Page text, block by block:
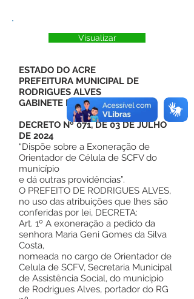
Visualizar
ESTADO DO ACRE
PREFEITURA MUNICIPAL DE
RODRIGUES ALVES
GABINETE DO PREFEITO
DECRETO Nº 071, DE 03 DE JULHO
DE 2024
“Dispõe sobre a Exoneração de
Orientador de Célula de SCFV do
município
e dá outras providências”.
O PREFEITO DE RODRIGUES ALVES,
no uso das atribuições que lhes são
conferidas por lei, DECRETA:
Art. 1º A exoneração a pedido da
senhora Maria Geni Gomes da Silva
Costa,
nomeada no cargo de Orientador de
Celula de SCFV, Secretaria Municipal
de Assistência Social, do município
de Rodrigues Alves, portador do RG